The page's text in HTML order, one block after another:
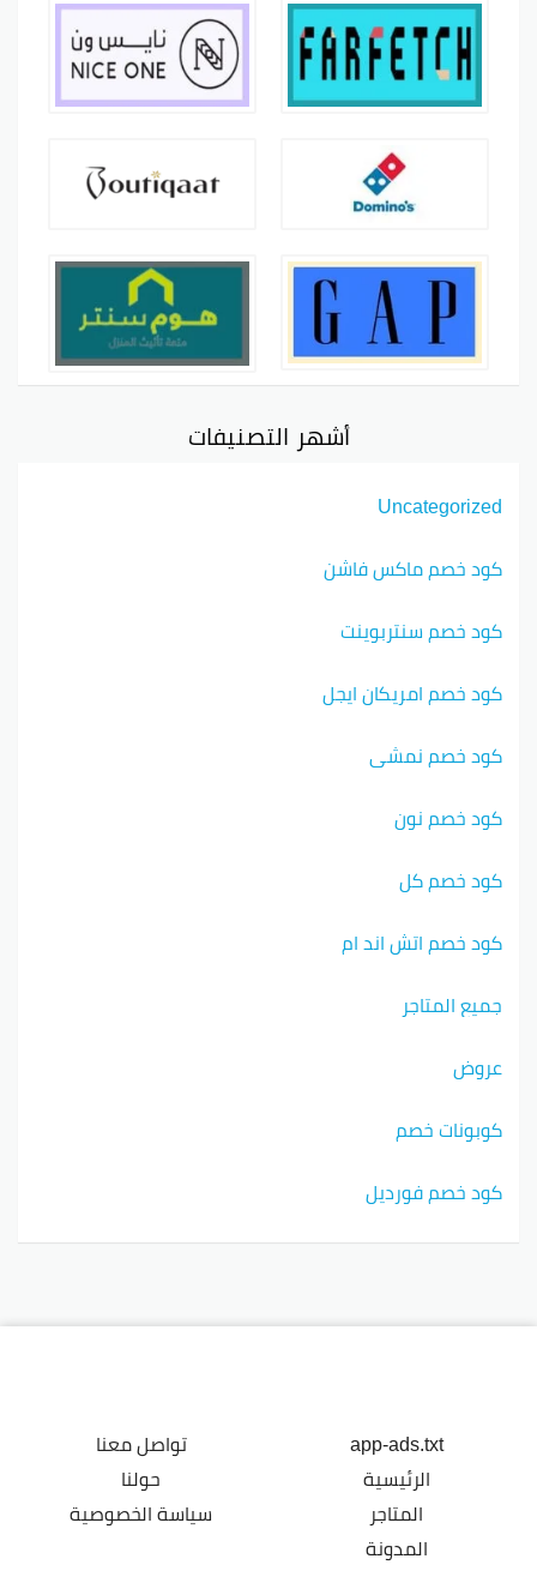
أشهر التصنيفات
Uncategorized
كود خصم ماكس فاشن
كود خصم سنتربوينت
كود خصم امريكان ايجل
كود خصم نمشي
كود خصم نون
كود خصم كل
كود خصم اتش اند ام
جميع المتاجر
عروض
كوبونات خصم
كود خصم فورديل
app-ads.txt
الرئيسية
المتاجر
المدونة
تواصل معنا
حولنا
سياسة الخصوصية